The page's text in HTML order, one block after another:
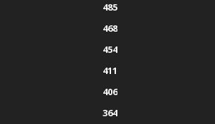
485
468
454
411
406
364